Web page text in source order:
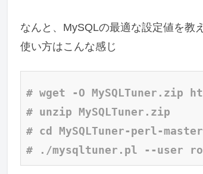
なんと、MySQLの最適な設定値を教
使い方はこんな感じ
# wget -O MySQLTuner.zip
# unzip MySQLTuner.zip
# cd MySQLTuner-perl-master
# ./mysqltuner.pl --user